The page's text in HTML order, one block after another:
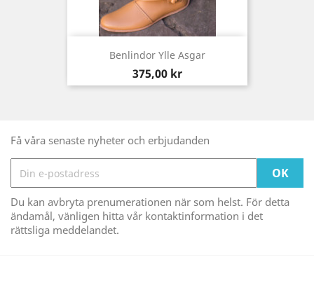
Benlindor Ylle Asgar
Pris
375,00 kr
Få våra senaste nyheter och erbjudanden
Du kan avbryta prenumerationen när som helst. För detta
ändamål, vänligen hitta vår kontaktinformation i det
rättsliga meddelandet.